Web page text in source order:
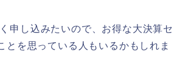
申し込みたいので、お得な大決算セ
を思っている人もいるかもしれま